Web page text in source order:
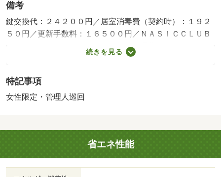
備考
鍵交換代：２４２００円／居室消毒費（契約時）：１９２
５０円／更新手数料：１６５００円／ＮＡＳＩＣＣＬＵＢ
２４：２７０６０円／年、設備維持管理費：１５４０円／
月、水光熱費：２６４０円／月／保証会社利用必：ご契約
す。ご案内できる保証会社及びプランによって金額は変動
いたしますので、詳細については担当店までお問い合せく
貴重な徒歩圏内の物件となっております。２４時間に有人
対応が可能な管理サポートが備わった学生専用マンション
です。神戸学院大学（ポートアイランドキャンパス）、兵
庫医療大学、神戸女子大学、神戸女子短大学などの方に人
続きを見る
特記事項
女性限定・管理人巡回
省エネ性能